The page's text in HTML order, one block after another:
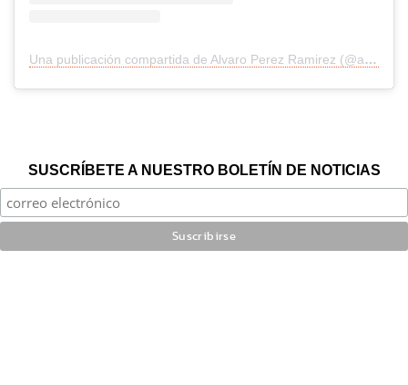
Una publicación compartida de Alvaro Perez Ramirez (@alvaro.perezramirez.777)
SUSCRÍBETE A NUESTRO BOLETÍN DE NOTICIAS